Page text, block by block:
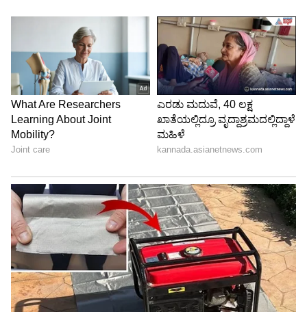
ಸೆಲಿಬ್ರಿಟಿ ಎನ್ನುವ ಖ್ಯಾತಿಗೆ ಬಾಲಿವುಡ್ ನಟ ರಣ್ವೀರ್ ಸಿಂಗ್
ಪಾತ್ರರಾಗಿದ್ದಾರೆ. ಇದೀಗ ಕೊಹ್ಲಿ, ರಣ್ವೀರ್ ಸಿಂಗ್ ಅವರನ್ನು
ಹಿಂದಿಕ್ಕುವಲ್ಲಿ ಯಶಸ್ವಿಯಾಗಿದ್ದಾರೆ.
6